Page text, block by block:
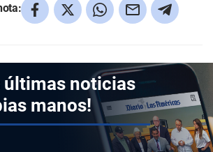
últimas noticias
manos!